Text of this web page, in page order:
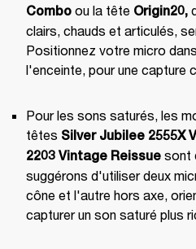
Combo ou la tête Origin20,
clairs, chauds et articulés,
Positionnez votre micro
l'enceinte, pour une capture
Pour les sons saturés, les
têtes Silver Jubilee 2555X
2203 Vintage Reissue sont
suggérons d'utiliser deux
cône et l'autre hors axe,
capturer un son saturé plus